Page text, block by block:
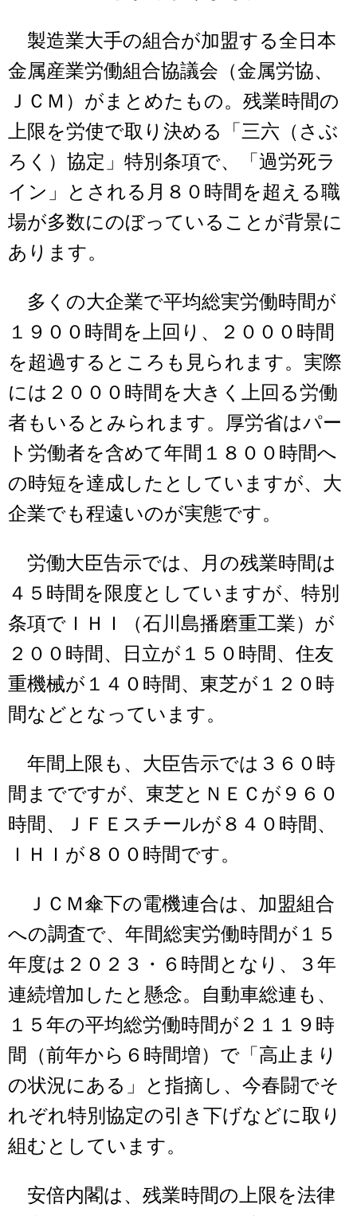
製造業大手の組合が加盟する全日本
金属産業労働組合協議会（金属労協、
ＪＣＭ）がまとめたもの。残業時間の
上限を労使で取り決める「三六（さぶ
ろく）協定」特別条項で、「過労死ラ
イン」とされる月８０時間を超える職
場が多数にのぼっていることが背景に
あります。
多くの大企業で平均総実労働時間が
１９００時間を上回り、２０００時間
を超過するところも見られます。実際
には２０００時間を大きく上回る労働
者もいるとみられます。厚労省はパー
ト労働者を含めて年間１８００時間へ
の時短を達成したとしていますが、大
企業でも程遠いのが実態です。
労働大臣告示では、月の残業時間は
４５時間を限度としていますが、特別
条項でＩＨＩ（石川島播磨重工業）が
２００時間、日立が１５０時間、住友
重機械が１４０時間、東芝が１２０時
間などとなっています。
年間上限も、大臣告示では３６０時
間までですが、東芝とＮＥＣが９６０
時間、ＪＦＥスチールが８４０時間、
ＩＨＩが８００時間です。
ＪＣＭ傘下の電機連合は、加盟組合
への調査で、年間総実労働時間が１５
年度は２０２３・６時間となり、３年
連続増加したと懸念。自動車総連も、
１５年の平均総労働時間が２１１９時
間（前年から６時間増）で「高止まり
の状況にある」と指摘し、今春闘でそ
れぞれ特別協定の引き下げなどに取り
組むとしています。
安倍内閣は、残業時間の上限を法律